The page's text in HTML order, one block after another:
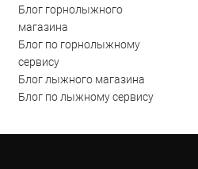
Блог горнолыжного
магазина
Блог по горнолыжному
сервису
Блог лыжного магазина
Блог по лыжному сервису